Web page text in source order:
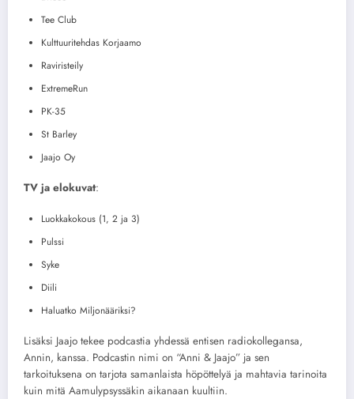
Tee Club
Kulttuuritehdas Korjaamo
Raviristeily
ExtremeRun
PK-35
St Barley
Jaajo Oy
TV ja elokuvat:
Luokkakokous (1, 2 ja 3)
Pulssi
Syke
Diili
Haluatko Miljonääriksi?
Lisäksi Jaajo tekee podcastia yhdessä entisen radiokollegansa,
Annin, kanssa. Podcastin nimi on “Anni & Jaajo” ja sen
tarkoituksena on tarjota samanlaista höpöttelyä ja mahtavia tarinoita
kuin mitä Aamulypsyssäkin aikanaan kuultiin.